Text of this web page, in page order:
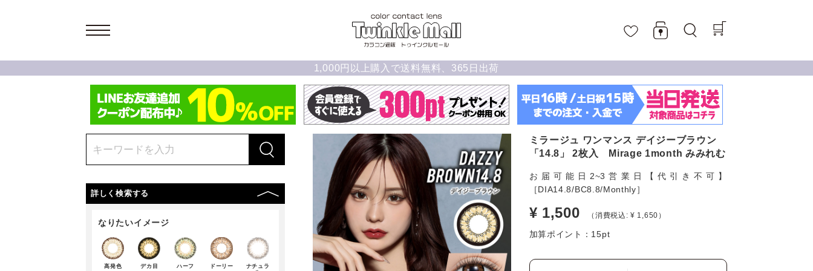
1,000円以上購入で送料無料、365日出荷
詳しく検索する
なりたいイメージ
高発色 デカ目 ハーフ ドーリー
ナチュラ
ミラージュ ワンマンス デイジーブラウン
「14.8」 2枚入 Mirage 1month みみれむ
お届可能日2~3営業日【代引き不可】
［DIA14.8/BC8.8/Monthly］
¥ 1,500 （消費税込: ¥ 1,650）
加算ポイント： 15pt